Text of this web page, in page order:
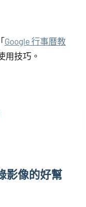
Google 行事曆教
用技巧。
影像的好幫